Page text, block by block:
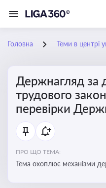
Головна Теми в центрі
Держнагляд за
трудового
перевірки
ПРО ЩО ТЕМА:
Тема охоплює механізми